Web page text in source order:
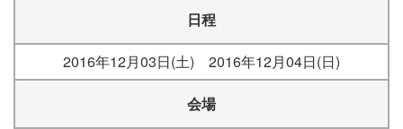
日程
2016年12月03日(土) 2016年12月04日(日)
会場